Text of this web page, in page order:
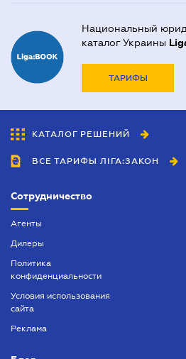
Национальный
каталог Украины
ТАРИФЫ
КАТАЛОГ РЕШЕНИЙ
ВСЕ ТАРИФЫ ЛІГА:ЗАКОН
Сотрудничество
Агенты
Дилеры
Политика
конфиденциальности
Условия использования
сайта
Реклама